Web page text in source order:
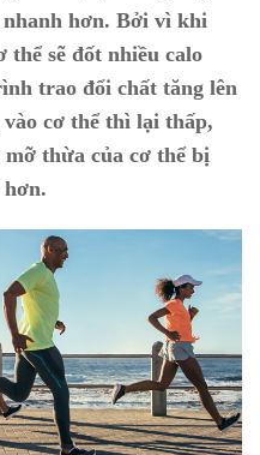
hơn. Bởi vì khi
thể sẽ đốt nhiều calo
trao đổi chất tăng lên
cơ thể thì lại thấp,
thừa của cơ thể bị
hơn.